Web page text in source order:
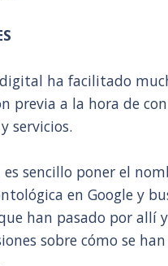
ha facilitado
previa a la hora de
servicios.
es sencillo poner el
en Google y
han pasado por allí
sobre cómo se